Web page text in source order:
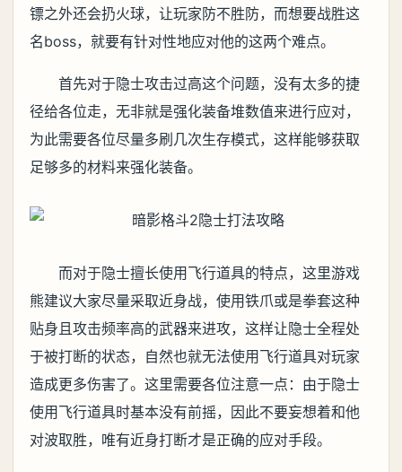
镖之外还会扔火球，让玩家防不胜防，而想要战胜这
名boss，就要有针对性地应对他的这两个难点。
首先对于隐士攻击过高这个问题，没有太多的捷
径给各位走，无非就是强化装备堆数值来进行应对，
为此需要各位尽量多刷几次生存模式，这样能够获取
足够多的材料来强化装备。
而对于隐士擅长使用飞行道具的特点，这里游戏
熊建议大家尽量采取近身战，使用铁爪或是拳套这种
贴身且攻击频率高的武器来进攻，这样让隐士全程处
于被打断的状态，自然也就无法使用飞行道具对玩家
造成更多伤害了。这里需要各位注意一点：由于隐士
使用飞行道具时基本没有前摇，因此不要妄想着和他
对波取胜，唯有近身打断才是正确的应对手段。